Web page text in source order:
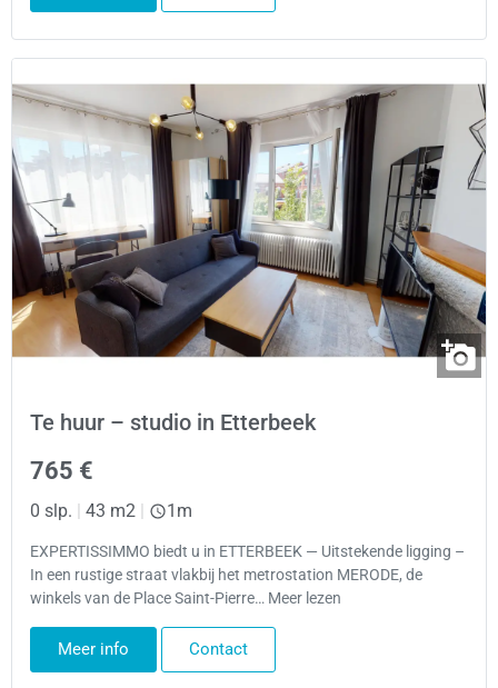
Te huur – studio in Etterbeek
765 €
0 slp. | 43 m2 | 1m
EXPERTISSIMMO biedt u in ETTERBEEK — Uitstekende ligging –
In een rustige straat vlakbij het metrostation MERODE, de
winkels van de Place Saint-Pierre… Meer lezen
Meer info Contact